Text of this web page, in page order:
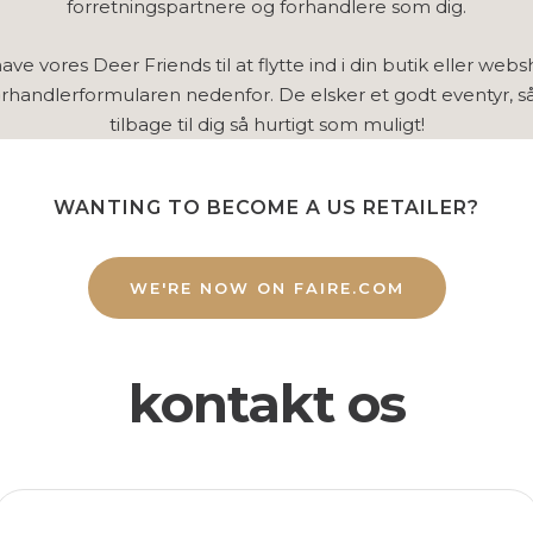
forretningspartnere og forhandlere som dig.
vores Deer Friends til at flytte ind i din butik eller
nedenfor. De elsker et godt eventyr,
tilbage til dig så hurtigt som muligt!
WANTING TO BECOME A US RETAILER?
WE'RE NOW ON FAIRE.COM
kontakt os